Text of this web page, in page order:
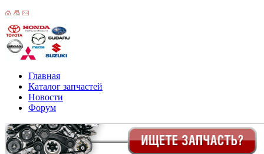
Главная
Каталог запчастей
Новости
Форум